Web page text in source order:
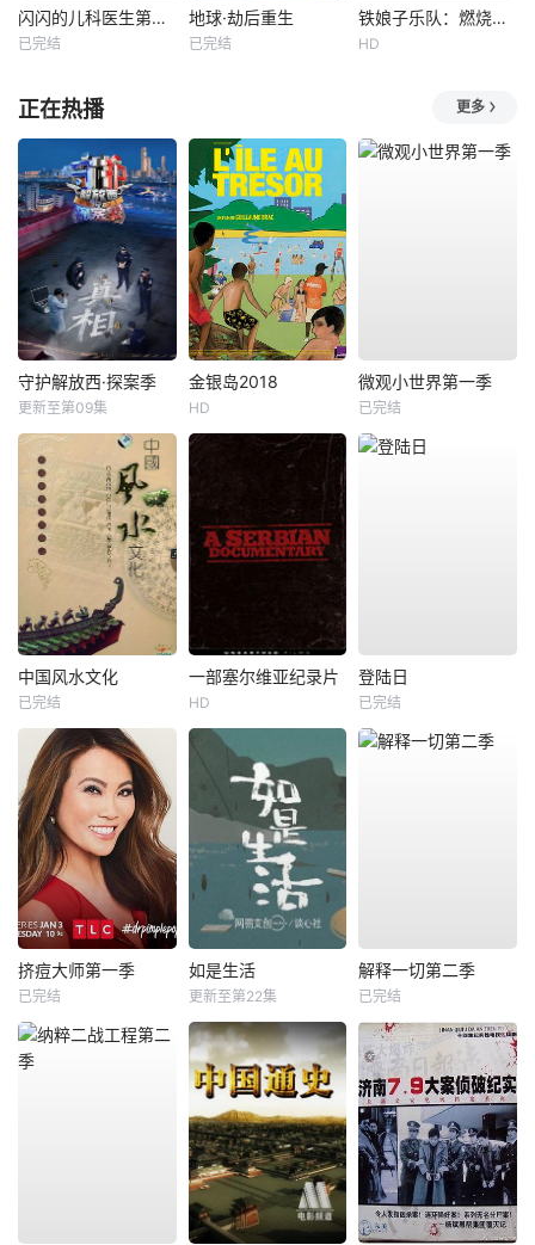
闪闪的儿科医生第四季
已完结
地球·劫后重生
已完结
铁娘子乐队：燃烧雄心
HD
正在热播 更多
守护解放西·探案季
更新至第09集
金银岛2018
HD
微观小世界第一季
已完结
中国风水文化
已完结
一部塞尔维亚纪录片
HD
登陆日
已完结
挤痘大师第一季
已完结
如是生活
更新至第22集
解释一切第二季
已完结